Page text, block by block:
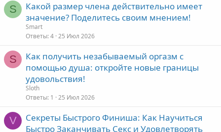
S
Какой размер члена действительно имеет
значение? Поделитесь своим мнением!
Smart
Ответы 4 25 Июл 2026
S
Как получить незабываемый оргазм с
помощью душа: откройте новые границы
удовольствия!
Sloth
Ответы 1 25 Июл 2026
V
Секреты Быстрого Финиша: Как Научиться
Быстро Заканчивать Секс и Удовлетворять